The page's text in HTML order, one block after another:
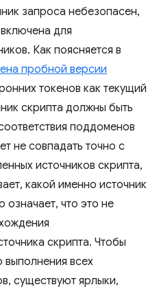
запроса небезопасен,
для
Как поясняется в
пробной версии
токенов как текущий
скрипта должны быть
поддоменов
не совпадать точно с
источников скрипта,
какой именно источник
означает, что это не
скрипта. Чтобы
выполнения всех
существуют ярлыки,